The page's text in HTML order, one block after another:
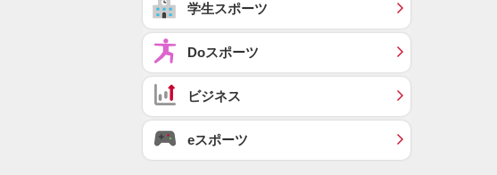
学生スポーツ
Doスポーツ
ビジネス
eスポーツ